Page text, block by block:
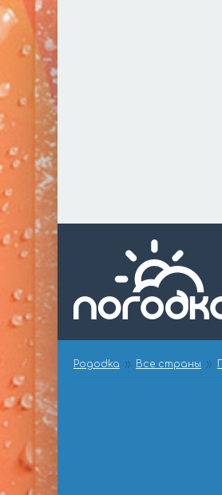
Pogodka Все страны